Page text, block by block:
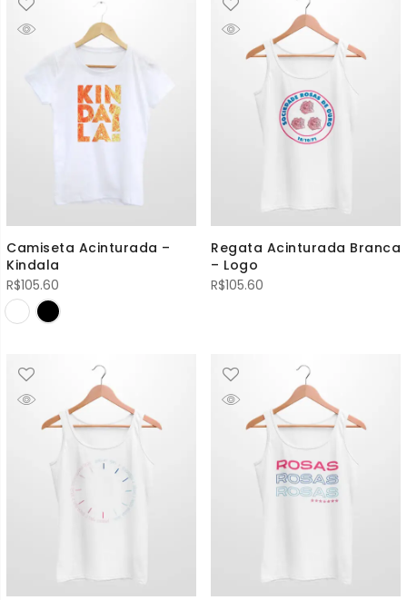
Camiseta Acinturada –
Kindala
R$105.60
Regata Acinturada Branca
– Logo
R$105.60